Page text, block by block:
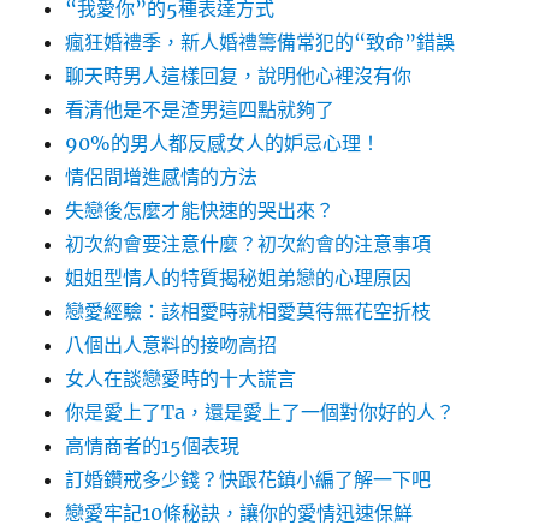
“我愛你”的5種表達方式
瘋狂婚禮季，新人婚禮籌備常犯的“致命”錯誤
聊天時男人這樣回复，說明他心裡沒有你
看清他是不是渣男這四點就夠了
90%的男人都反感女人的妒忌心理！
情侶間增進感情的方法
失戀後怎麼才能快速的哭出來？
初次約會要注意什麼？初次約會的注意事項
姐姐型情人的特質揭秘姐弟戀的心理原因
戀愛經驗：該相愛時就相愛莫待無花空折枝
八個出人意料的接吻高招
女人在談戀愛時的十大謊言
你是愛上了Ta，還是愛上了一個對你好的人？
高情商者的15個表現
訂婚鑽戒多少錢？快跟花鎮小編了解一下吧
戀愛牢記10條秘訣，讓你的愛情迅速保鮮